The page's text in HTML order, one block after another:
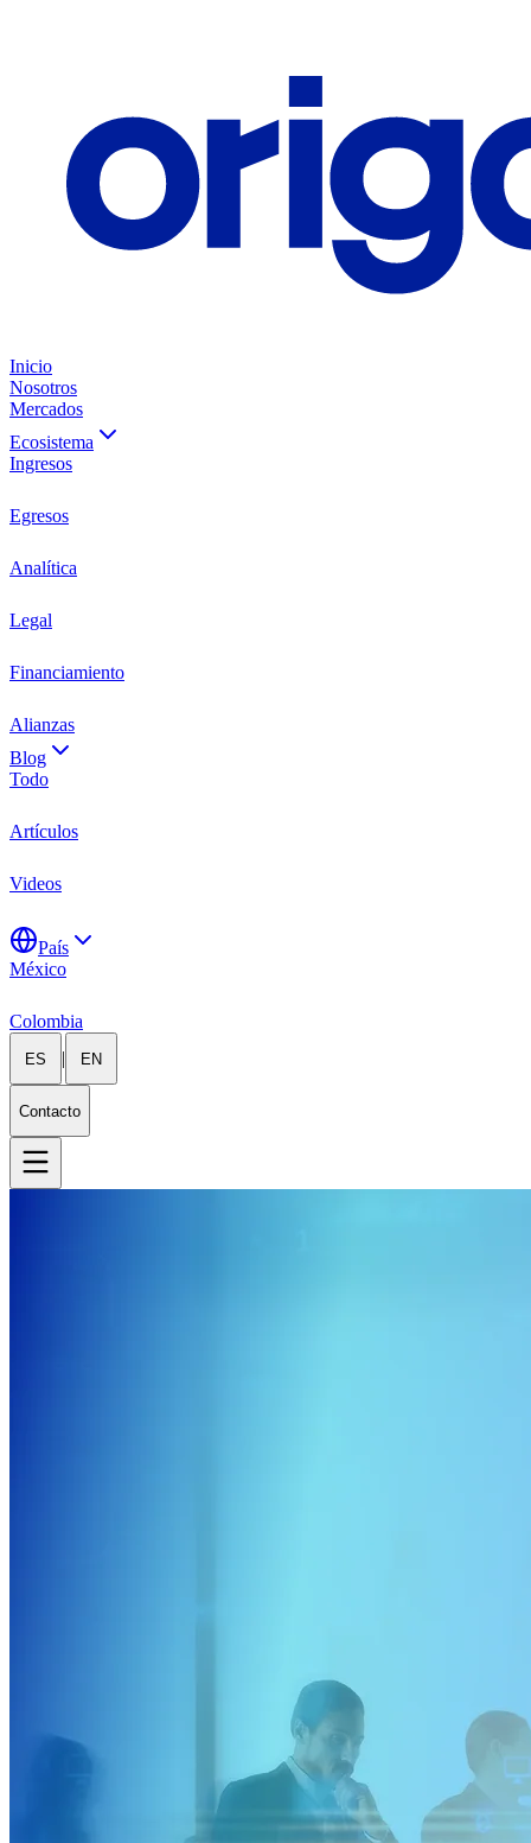
Inicio
Nosotros
Mercados
Ecosistema
Ingresos
Egresos
Analítica
Legal
Financiamiento
Alianzas
Blog
Todo
Artículos
Videos
País
México
Colombia
ES | EN
Contacto